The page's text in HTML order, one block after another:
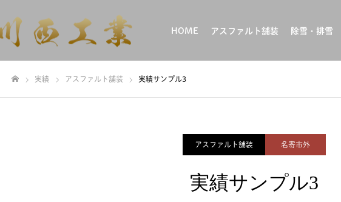
HOME アスファルト舗装 除雪・排雪
実績 アスファルト舗装 実績サンプル3
アスファルト舗装 名寄市外
実績サンプル3